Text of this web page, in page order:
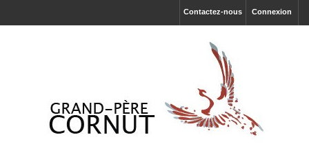
Connexion
Contactez-nous